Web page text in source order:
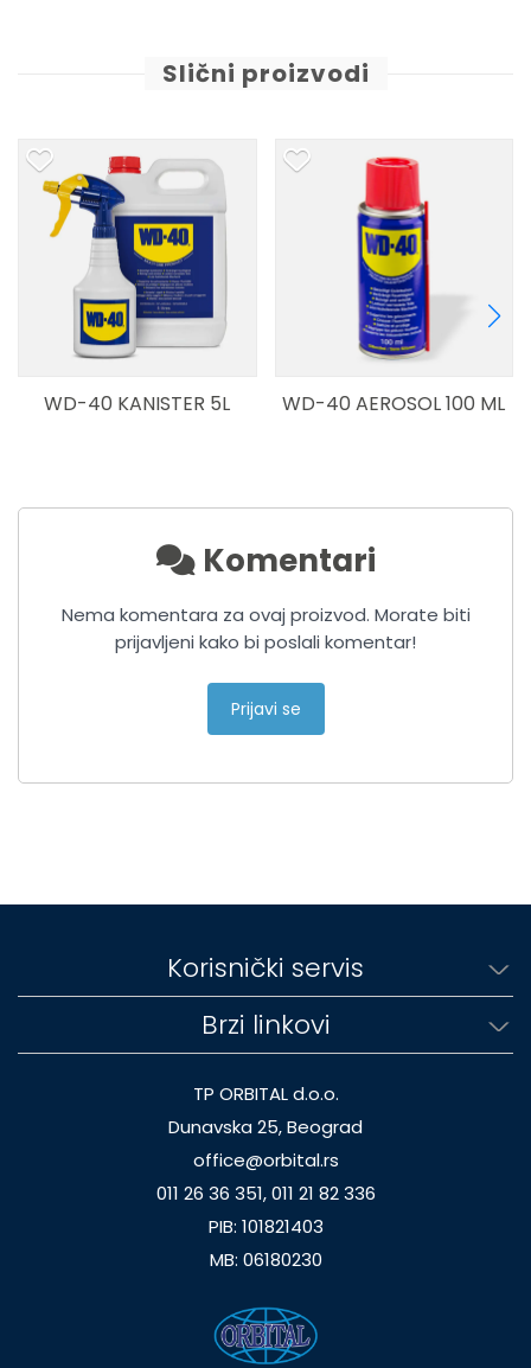
Slični proizvodi
WD-40 KANISTER 5L WD-40 AEROSOL 100 ML
Komentari
Nema komentara za ovaj proizvod. Morate biti
prijavljeni kako bi poslali komentar!
Prijavi se
Korisnički servis
Brzi linkovi
TP ORBITAL d.o.o.
Dunavska 25, Beograd
office@orbital.rs
011 26 36 351, 011 21 82 336
PIB: 101821403
MB: 06180230